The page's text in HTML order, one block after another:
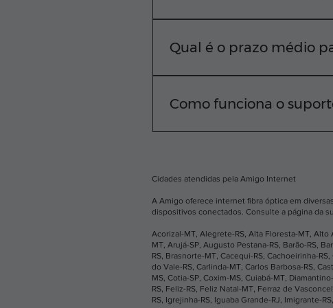
rua, basta digitar seu CEP em
Qual é o prazo médio
equipe técnica realiza a
Como funciona o
Cidades atendidas pela Amigo Internet
A Amigo oferece internet fibra óptica em
dispositivos conectados. Consulte a página da
Acorizal-MT, Alegrete-RS, Alta Floresta-MT, Alto
MT, Arujá-SP, Augusto Pestana-RS, Barão-RS,
RS, Brasnorte-MT, Cacequi-RS, Cachoeirinha-RS,
do Vale-RS, Carlinda-MT, Carlos Barbosa-RS,
MS, Cotia-SP, Coxim-MS, Cuiabá-MT,
RS, Feliz-RS, Feliz Natal-MT, Ferraz de
RS, Igrejinha-RS, Iguaba Grande-RJ, Imigrante-RS,